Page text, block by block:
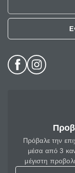
Πρόβαλε την
μέσα από 3
μέγιστη